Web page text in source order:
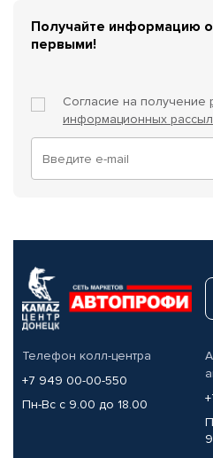
Получайте информацию о
первыми!
Согласие на получение
информационных
Телефон колл-центра
+7 949 00-00-550
Пн-Вс с 9.00 до 18.00